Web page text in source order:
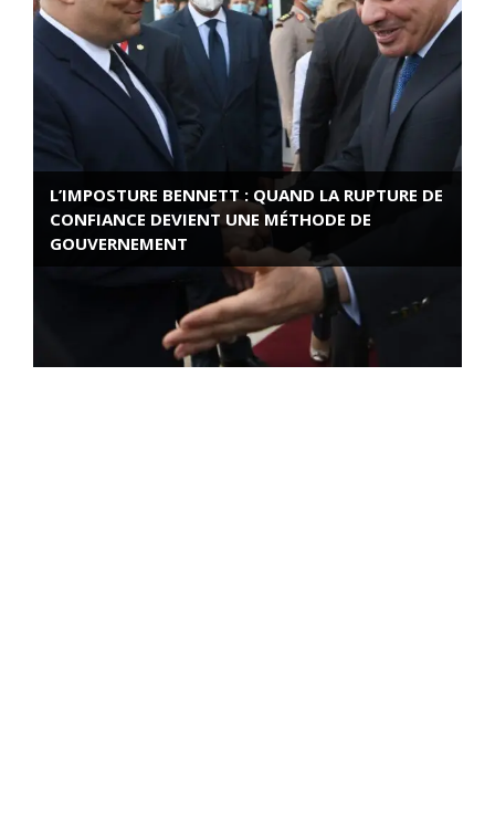
L’IMPOSTURE BENNETT : QUAND LA RUPTURE DE
CONFIANCE DEVIENT UNE MÉTHODE DE
GOUVERNEMENT
ROSE VALLAND, HEROÏNE DE LA RESISTANCE